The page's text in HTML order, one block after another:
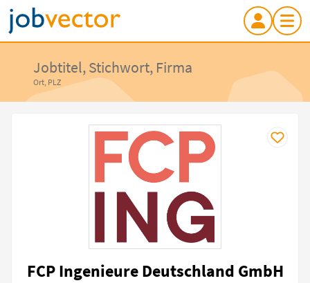
Jobtitel, Stichwort, Firma
Ort, PLZ
FCP Ingenieure Deutschland GmbH